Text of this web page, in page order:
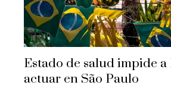
Estado de salud impide
actuar en São Paulo